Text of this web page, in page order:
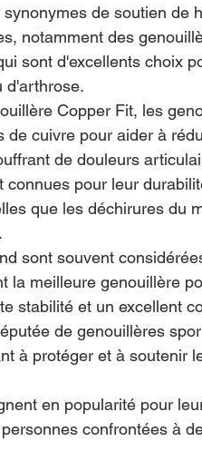
de soutien de
notamment des
sont d'excellents choix
d'arthrose.
Copper Fit, les
de cuivre pour aider à
de douleurs
pour leur
que les déchirures du
sont souvent
la meilleure genouillère
stabilité et un excellent
de genouillères
à protéger et à soutenir
en popularité pour
confrontées à